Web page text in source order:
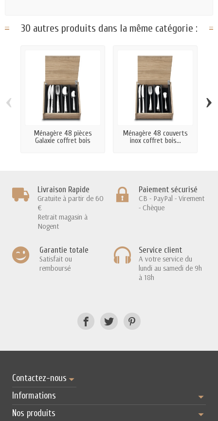
30 autres produits dans la même catégorie :
Ménagère 48 pièces
Galaxie coffret bois
Ménagère 48 couverts
inox coffret bois...
‹ ›
Livraison Rapide
Gratuite à partir de 60
€
Retrait magasin à
Nogent
Paiement sécurisé
CB - PayPal - Virement
- Chèque
Garantie totale
Satisfait ou
remboursé
Service client
A votre service du
lundi au samedi de 9h
à 18h
Contactez-nous
Informations
Nos produits